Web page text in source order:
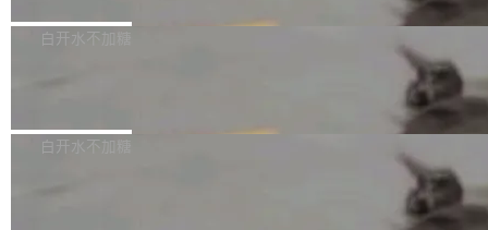
不得生成涉及安全性的关键变更，除非作者本身
36个月。 公告显示，本次宇树科技战略配售对
员工参与设立的专项资产管理计划。其中，Dee
Bug fixes and enhancements 修复多次传递同
一个回归问题，该问题导致拉取镜像时会拒绝包
白开水不加糖
e 孵化器项目管理委员会（IPMC）投票中获得
白开水不加糖